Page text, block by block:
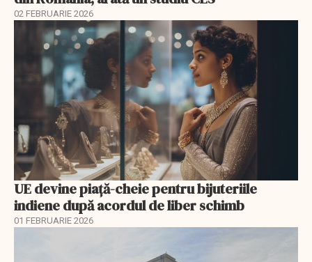
02 FEBRUARIE 2026
UE devine piață-cheie pentru bijuteriile
indiene după acordul de liber schimb
01 FEBRUARIE 2026